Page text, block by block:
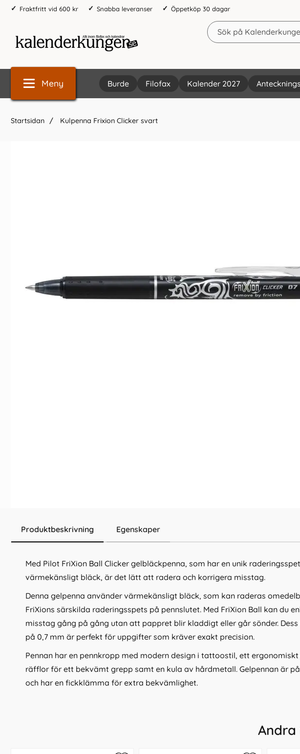
Fraktfritt vid 600 kr Snabba leveranser Öppetköp 30 dagar
Meny Burde Filofax Kalender 2027
Startsidan Kulpenna Frixion Clicker svart
Vi
Indexflikar och Frixion clicker svart Kulpenna Frixion Clicker blå
Produktbeskrivning Egenskaper
Med Pilot FriXion Ball Clicker gelbläckpenna, som har en unik
värmekänsligt bläck, är det lätt att radera och korrigera misstag.
Denna gelpenna använder värmekänsligt bläck, som kan raderas
FriXions särskilda raderingsspets på pennslutet. Med FriXion Ball kan du
misstag gång på gång utan att pappret blir kladdigt eller går sönder. Dess
på 0,7 mm är perfekt för uppgifter som kräver exakt precision.
Pennan har en pennkropp med modern design i tattoostil, ett
räfflor för ett bekvämt grepp samt en kula av hårdmetall. Gelpennan är
och har en fickklämma för extra bekvämlighet.